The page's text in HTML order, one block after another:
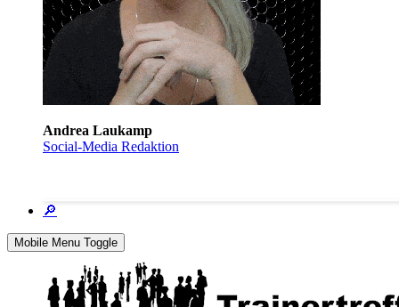
Andrea Laukamp
Social-Media Redaktion
🔎
Mobile Menu Toggle